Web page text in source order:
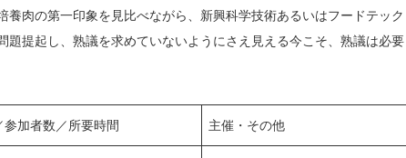
養肉の第一印象を見比べながら、新興科学技術あるいはフードテック
題提起し、熟議を求めていないようにさえ見える今こそ、熟議は必要
加者数／所要時間 主催・その他